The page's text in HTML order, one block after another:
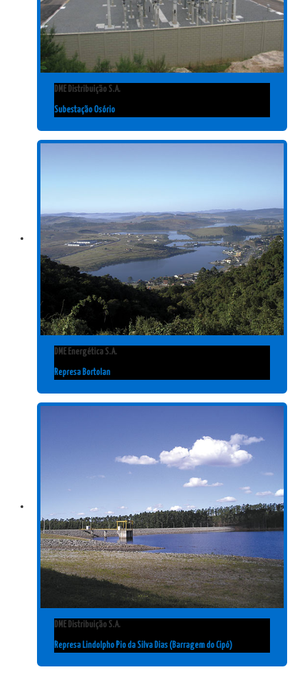
DME Distribuição S.A.
Subestação Osório
DME Energética S.A.
Represa Bortolan
DME Distribuição S.A.
Represa Lindolpho Pio da Silva Dias (Barragem do Cipó)